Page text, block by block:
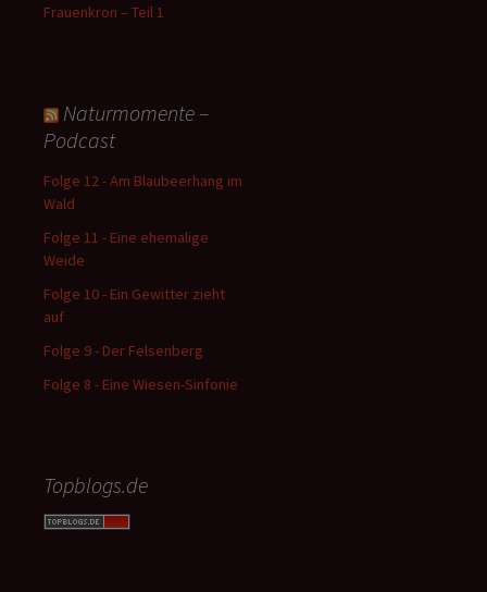
Frauenkron – Teil 1
Naturmomente –
Podcast
Folge 12 - Am Blaubeerhang im
Wald
Folge 11 - Eine ehemalige
Weide
Folge 10 - Ein Gewitter zieht
auf
Folge 9 - Der Felsenberg
Folge 8 - Eine Wiesen-Sinfonie
Topblogs.de